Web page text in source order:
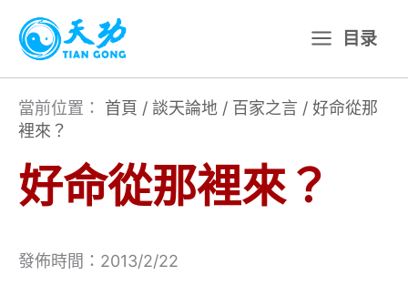
主
目录
當前位置： 首頁 / 談天論地 / 百家之言 / 好命從那
裡來？
好命從那裡來？
發佈時間：2013/2/22